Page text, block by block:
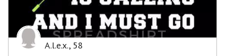
A.l.e.x., 58